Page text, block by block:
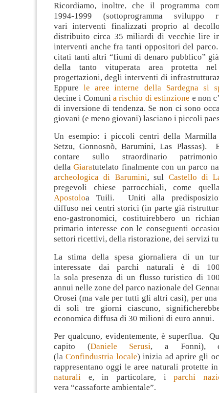
Ricordiamo, inoltre, che il programma
1994-1999 (sottoprogramma
vari interventi finalizzati proprio al
distribuito circa 35 miliardi di vecchie lire
interventi anche fra tanti oppositori del parco.
citati tanti altri “fiumi di denaro pubblico”
della tanto vituperata area protetta
progettazioni, degli interventi di
Eppurele aree interne della Sardegna si
decine i Comunia rischio di estinzione e non
di inversione di tendenza. Se non ci sono
giovani (e meno giovani) lasciano i piccoli
Un esempio: i piccoli centri della Marmilla
Setzu, Gonnosnò, Barumini, Las Plassas).
contare sullo straordinario
dellaGiaratutelato finalmente con un parco
archeologica di Barumini, sul Castello di
pregevoli chiese parrocchiali, come
Apostoloa Tuili. Uniti alla
diffuso nei centri storici (in parte già
eno-gastronomici, costituirebbero un
primario interesse con le conseguenti
settori ricettivi, della ristorazione, dei servizi
La stima della spesa giornaliera di un
interessate dai parchi naturali è di
la sola presenza di un flusso turistico di
annui nelle zone del parco nazionale del
Orosei (ma vale per tutti gli altri casi), per una
di soli tre giorni ciascuno,
economica diffusa di 30 milioni di euro annui.
Per qualcuno, evidentemente, è superflua.
capito (Daniele Serusi, a Fonni),
(laConfindustria locale) inizia ad aprire gli
rappresentano oggi le aree naturali protette
naturali e, in particolare, iparchi
vera “cassaforte ambientale”.